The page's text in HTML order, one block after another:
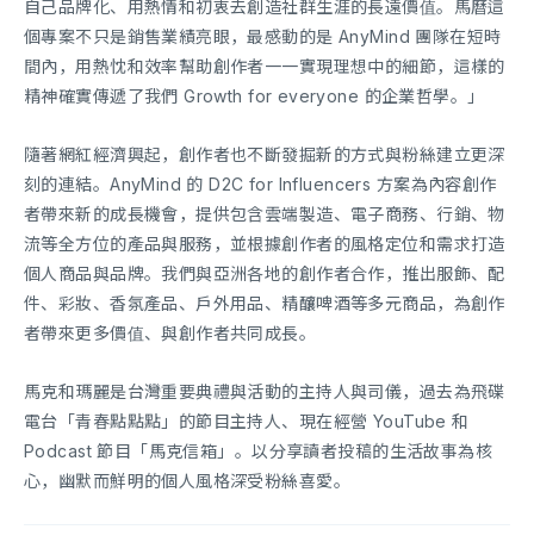
自己品牌化、用熱情和初衷去創造社群生涯的長遠價值。馬曆這
個專案不只是銷售業績亮眼，最感動的是 AnyMind 團隊在短時
間內，用熱忱和效率幫助創作者一一實現理想中的細節，這樣的
精神確實傳遞了我們 Growth for everyone 的企業哲學。」
隨著網紅經濟興起，創作者也不斷發掘新的方式與粉絲建立更深
刻的連結。AnyMind 的 D2C for Influencers 方案為內容創作
者帶來新的成長機會，提供包含雲端製造、電子商務、行銷、物
流等全方位的產品與服務，並根據創作者的風格定位和需求打造
個人商品與品牌。我們與亞洲各地的創作者合作，推出服飾、配
件、彩妝、香氛產品、戶外用品、精釀啤酒等多元商品，為創作
者帶來更多價值、與創作者共同成長。
馬克和瑪麗是台灣重要典禮與活動的主持人與司儀，過去為飛碟
電台「青春點點點」的節目主持人、現在經營 YouTube 和
Podcast 節目「馬克信箱」。以分享讀者投稿的生活故事為核
心，幽默而鮮明的個人風格深受粉絲喜愛。